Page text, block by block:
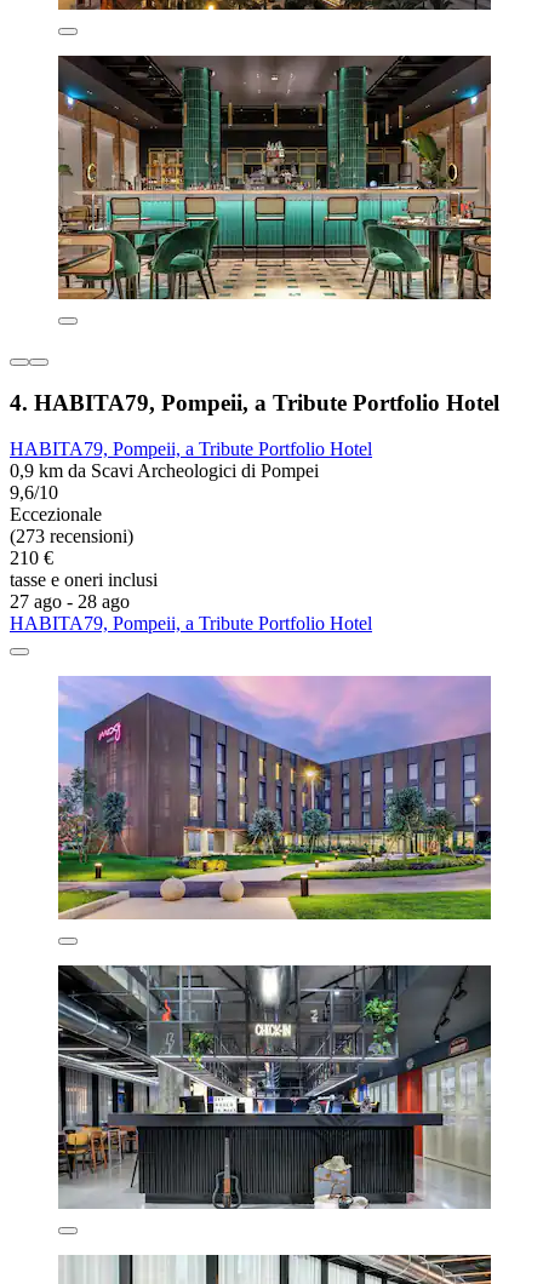
4. HABITA79, Pompeii, a Tribute Portfolio Hotel
HABITA79, Pompeii, a Tribute Portfolio Hotel
0,9 km da Scavi Archeologici di Pompei
9,6/10
Eccezionale
(273 recensioni)
210 €
tasse e oneri inclusi
27 ago - 28 ago
HABITA79, Pompeii, a Tribute Portfolio Hotel